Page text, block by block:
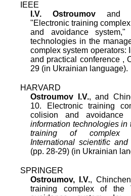
IEEE
I.V. Ostroumovand
"Electronic training
and avoidance system,"
technologies in the
complex system operators:
and practical conference,
29 (in Ukrainian language).
HARVARD
Ostroumov I.V., and
10. Electronic training
colision and avoidance
information technologies in
training of complex
International scientific
(pp. 28-29) (in Ukrainian
SPRINGER
Ostroumov, I.V.,
training complex of the